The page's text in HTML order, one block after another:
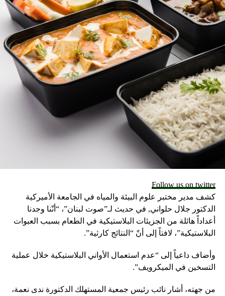
RELATED TOPICS:
UP
يطورون علاجًا يحول الخلايا السرطانية إلى خلايا
DON'T MISS
علماء ينتجون دجاجاً معدلا ًجينياً يقاوم الإنفلونزا
Follow us on twitter
كشف مدير مختبر علوم البيئة والمياه في الجامعة الأميركية
الدكتور جلال حلواني, في حديث لـ”صوت لبنان”، “أنّنا وجدنا
أعداداً هائلة من الجزيئات البلاستيكية في الطعام بسبب العبوات
البلاستيكية”، لافتاً إلى أنّ “النتائج كارثية”.
وأضاف داعياً إلى “عدم استعمال الأواني البلاستيكية خلال عملية
التسخين في الميكرويف”.
من جهته، أشار نائب رئيس جمعية المستهلك الدكتورة ندى نعمة،